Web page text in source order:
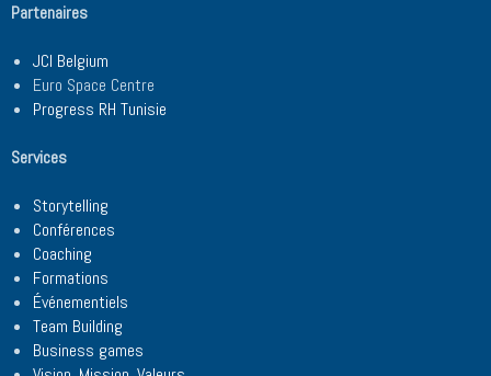
Partenaires
JCI Belgium
Euro Space Centre
Progress RH Tunisie
Services
Storytelling
Conférences
Coaching
Formations
Événementiels
Team Building
Business games